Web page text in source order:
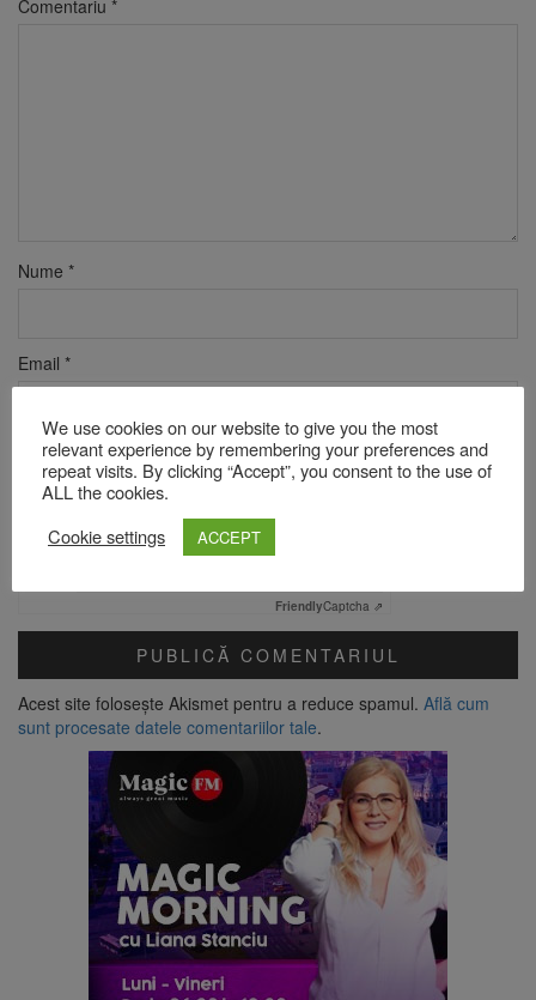
Comentariu *
Nume *
Email *
Site web
Verificare anti-robot
FriendlyCaptcha ⇗
Acest site folosește Akismet pentru a reduce spamul. Află cum
sunt procesate datele comentariilor tale.
We use cookies on our website to give you the most
relevant experience by remembering your preferences and
repeat visits. By clicking “Accept”, you consent to the use of
ALL the cookies.
Cookie settings
ACCEPT